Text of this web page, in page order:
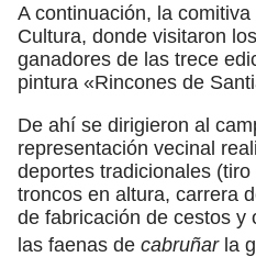
A continuación, la
Cultura, donde visitaron
ganadores de las trece
pintura «Rincones de
De ahí se dirigieron al
representación vecinal
deportes tradicionales
troncos en altura, carrera
de fabricación de cestos y
las faenas de cabruñarla